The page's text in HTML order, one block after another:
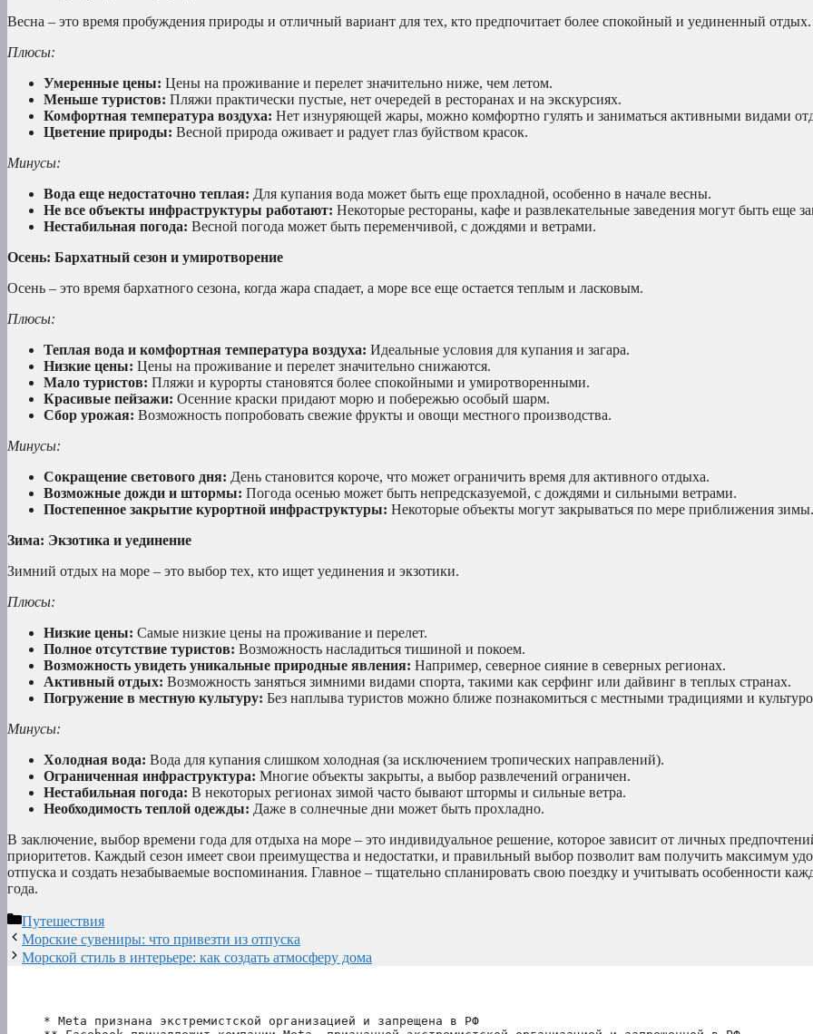
Весна – это время пробуждения природы и отличный вариант для тех, кто предпочитает более спокойный и уединенный отдых.
Плюсы:
Умеренные цены: Цены на проживание и перелет значительно ниже, чем летом.
Меньше туристов: Пляжи практически пустые, нет очередей в ресторанах и на экскурсиях.
Комфортная температура воздуха: Нет изнуряющей жары, можно комфортно гулять и заниматься активными видами
Цветение природы: Весной природа оживает и радует глаз буйством красок.
Минусы:
Вода еще недостаточно теплая: Для купания вода может быть еще прохладной, особенно в начале весны.
Не все объекты инфраструктуры работают: Некоторые рестораны, кафе и развлекательные заведения могут быть еще
Нестабильная погода: Весной погода может быть переменчивой, с дождями и ветрами.
Осень: Бархатный сезон и умиротворение
Осень – это время бархатного сезона, когда жара спадает, а море все еще остается теплым и ласковым.
Плюсы:
Теплая вода и комфортная температура воздуха: Идеальные условия для купания и загара.
Низкие цены: Цены на проживание и перелет значительно снижаются.
Мало туристов: Пляжи и курорты становятся более спокойными и умиротворенными.
Красивые пейзажи: Осенние краски придают морю и побережью особый шарм.
Сбор урожая: Возможность попробовать свежие фрукты и овощи местного производства.
Минусы:
Сокращение светового дня: День становится короче, что может ограничить время для активного отдыха.
Возможные дожди и штормы: Погода осенью может быть непредсказуемой, с дождями и сильными ветрами.
Постепенное закрытие курортной инфраструктуры: Некоторые объекты могут закрываться по мере приближения зимы.
Зима: Экзотика и уединение
Зимний отдых на море – это выбор тех, кто ищет уединения и экзотики.
Плюсы:
Низкие цены: Самые низкие цены на проживание и перелет.
Полное отсутствие туристов: Возможность насладиться тишиной и покоем.
Возможность увидеть уникальные природные явления: Например, северное сияние в северных регионах.
Активный отдых: Возможность заняться зимними видами спорта, такими как серфинг или дайвинг в теплых странах.
Погружение в местную культуру: Без наплыва туристов можно ближе познакомиться с местными традициями и
Минусы:
Холодная вода: Вода для купания слишком холодная (за исключением тропических направлений).
Ограниченная инфраструктура: Многие объекты закрыты, а выбор развлечений ограничен.
Нестабильная погода: В некоторых регионах зимой часто бывают штормы и сильные ветра.
Необходимость теплой одежды: Даже в солнечные дни может быть прохладно.
В заключение, выбор времени года для отдыха на море – это индивидуальное решение, которое зависит от личных
приоритетов. Каждый сезон имеет свои преимущества и недостатки, и правильный выбор позволит вам получить максимум
отпуска и создать незабываемые воспоминания. Главное – тщательно спланировать свою поездку и учитывать особенности
года.
Рубрики
Путешествия
Морские сувениры: что привезти из отпуска
Морской стиль в интерьере: как создать атмосферу дома
* Meta признана экстремистской организацией и запрещена в РФ